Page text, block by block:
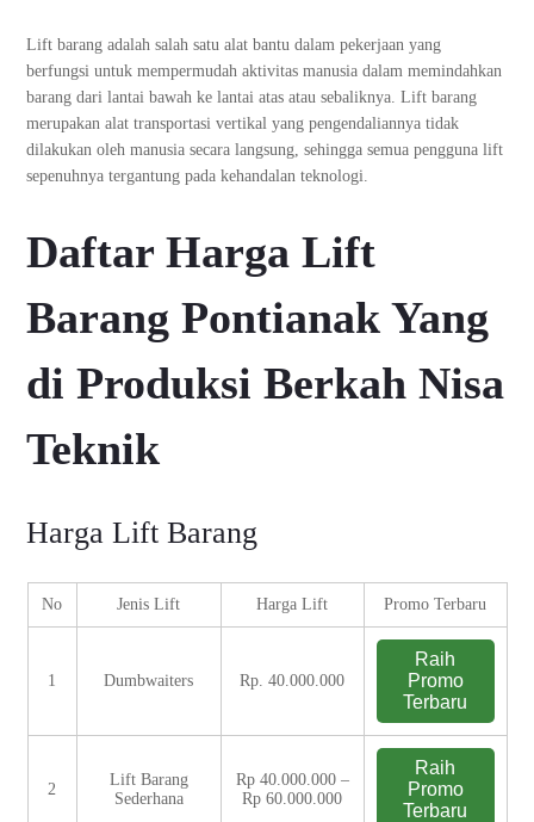
Lift barang adalah salah satu alat bantu dalam pekerjaan yang
berfungsi untuk mempermudah aktivitas manusia dalam memindahkan
barang dari lantai bawah ke lantai atas atau sebaliknya. Lift barang
merupakan alat transportasi vertikal yang pengendaliannya tidak
dilakukan oleh manusia secara langsung, sehingga semua pengguna lift
sepenuhnya tergantung pada kehandalan teknologi.
Daftar Harga Lift
Barang Pontianak Yang
di Produksi Berkah Nisa
Teknik
Harga Lift Barang
No Jenis Lift Harga Lift Promo Terbaru
1 Dumbwaiters Rp. 40.000.000
Raih
Promo
Terbaru
2
Lift Barang
Sederhana
Rp 40.000.000 –
Rp 60.000.000
Raih
Promo
Terbaru